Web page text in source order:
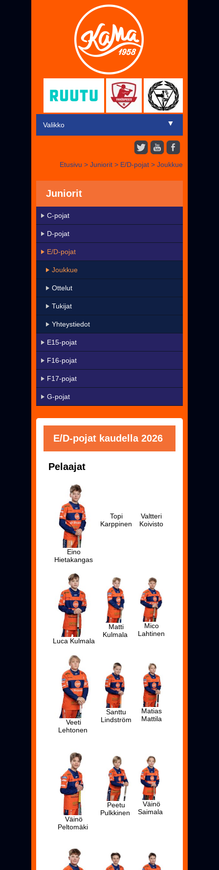
Valikko ▼
Miehet ▼
KaMa-VIP
Yhteystiedot
Harrastetoiminta ▼
Uutiset
Pelissä mukana
Jäseneksi - Hanki oma KaMa-korttisi!
Etusivu > Juniorit > E/D-pojat > Joukkue
Juniorit
C-pojat
D-pojat
E/D-pojat
Joukkue
Ottelut
Tukijat
Yhteystiedot
E15-pojat
F16-pojat
F17-pojat
G-pojat
E/D-pojat kaudella 2026
Pelaajat
Eino
Hietakangas
Topi
Karppinen
Valtteri
Koivisto
Luca Kulmala
Matti
Kulmala
Mico
Lahtinen
Veeti
Lehtonen
Santtu
Lindström
Matias
Mattila
Väinö
Peltomäki
Peetu
Pulkkinen
Väinö
Saimala